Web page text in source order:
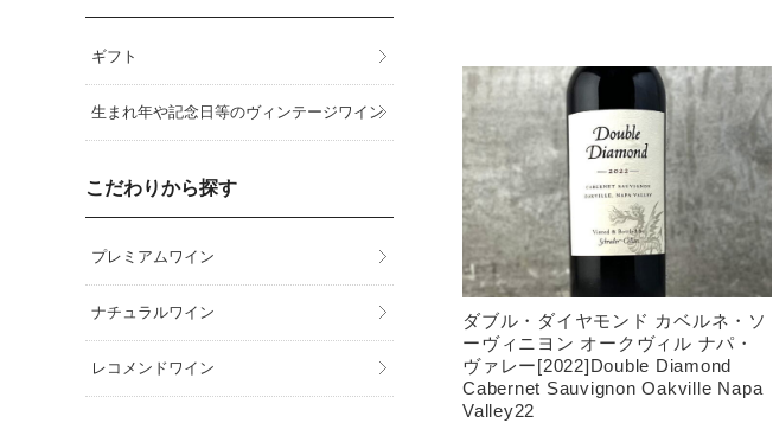
ダブル・ダイヤモンド カベルネ・ソ
ーヴィニヨン オークヴィル ナパ・
ヴァレー[2022]Double Diamond
Cabernet Sauvignon Oakville Napa
Valley22
ギフト
生まれ年や記念日等のヴィンテージワイン
こだわりから探す
プレミアムワイン
ナチュラルワイン
レコメンドワイン